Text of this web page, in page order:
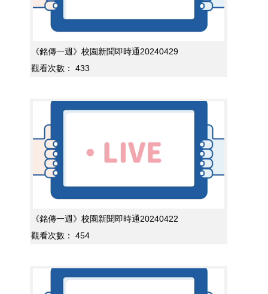
《銘傳一週》校園新聞即時通20240429
觀看次數：
433
《銘傳一週》校園新聞即時通20240422
觀看次數：
454